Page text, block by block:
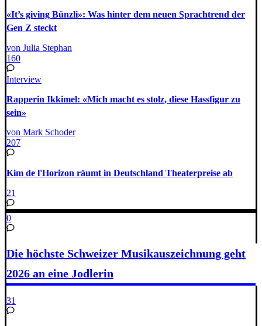
«It’s giving Bünzli»: Was hinter dem neuen Sprachtrend der
Gen Z steckt
von Julia Stephan
160
Interview
Rapperin Ikkimel: «Mich macht es stolz, diese Hassfigur zu
sein»
von Mark Schoder
207
Kim de l'Horizon räumt in Deutschland Theaterpreise ab
21
0
Die höchste Schweizer Musikauszeichnung geht
2026 an eine Jodlerin
31